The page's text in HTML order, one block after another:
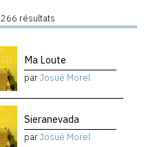
266 résultats
Ma Loute
parJosué Morel
Sieranevada
parJosué Morel